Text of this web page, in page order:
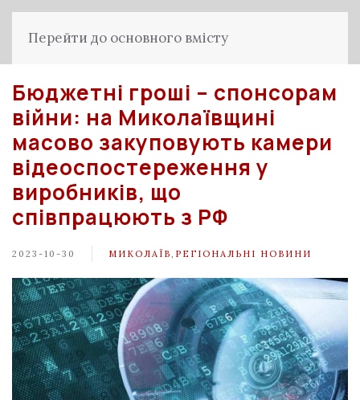
Перейти до основного вмісту
Бюджетні гроші – спонсорам
війни: на Миколаївщині
масово закуповують камери
відеоспостереження у
виробників, що
співпрацюють з РФ
2023-10-30 МИКОЛАЇВ РЕГІОНАЛЬНІ НОВИНИ